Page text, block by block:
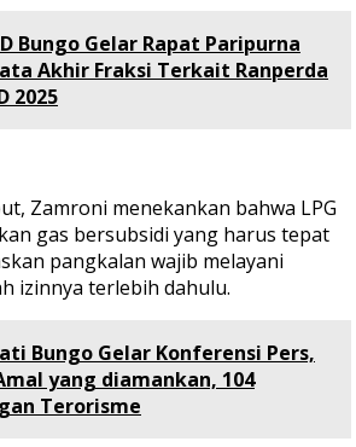
Bungo Gelar Rapat Paripurna
Akhir Fraksi Terkait Ranperda
2025
Zamroni menekankan bahwa LPG
gas bersubsidi yang harus tepat
pangkalan wajib melayani
izinnya terlebih dahulu.
Bungo Gelar Konferensi Pers,
yang diamankan, 104
Terorisme